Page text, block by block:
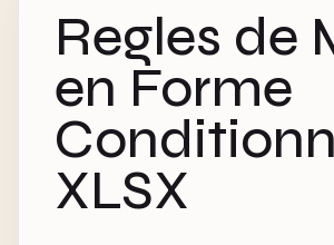
Regles de
en Forme
XLSX